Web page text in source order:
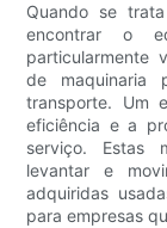
Quando se
encontrar o
particularmente
de maquinaria
transporte. Um
eficiência e a
serviço. Estas
levantar e
adquiridas
para empresas